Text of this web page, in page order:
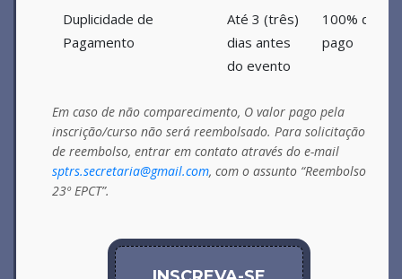
Duplicidade de
Pagamento
Até 3 (três)
dias antes
do evento
100% do
pago
Em caso de não comparecimento, O valor pago pela
inscrição/curso não será reembolsado. Para solicitação
de reembolso, entrar em contato através do e-mail
sptrs.secretaria@gmail.com, com o assunto “Reembolso
23º EPCT”.